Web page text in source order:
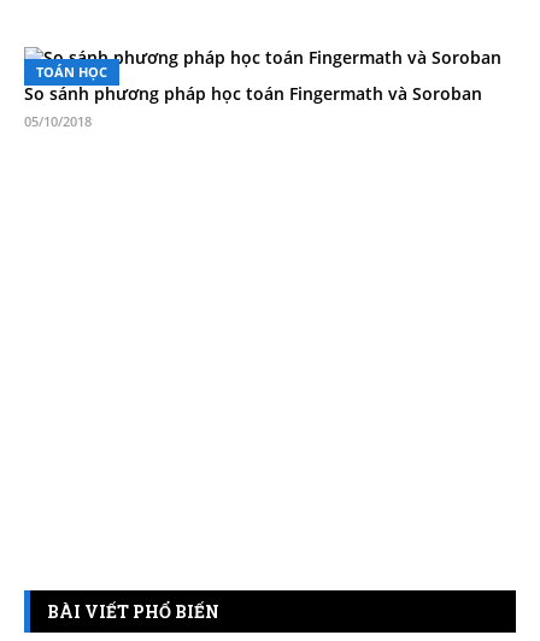
TOÁN HỌC
So sánh phương pháp học toán Fingermath và Soroban
05/10/2018
BÀI VIẾT PHỔ BIẾN